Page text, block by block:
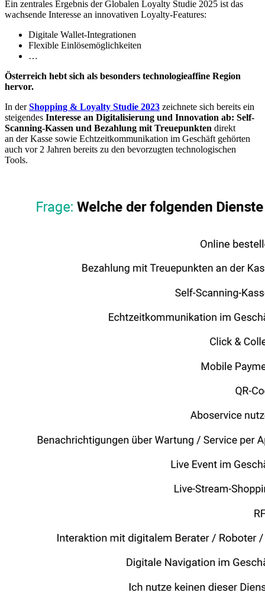
Ein zentrales Ergebnis der Globalen Loyalty Studie 2025 ist das
wachsende Interesse an innovativen Loyalty-Features:
Digitale Wallet-Integrationen
Flexible Einlösemöglichkeiten
…
Österreich hebt sich als besonders technologieaffine Region
hervor.
In derShopping & Loyalty Studie 2023 zeichnete sich bereits ein
steigendes Interesse an Digitalisierung und Innovation ab: Self-
Scanning-Kassen und Bezahlung mit Treuepunkten direkt
an der Kasse sowie Echtzeitkommunikation im Geschäft gehörten
auch vor 2 Jahren bereits zu den bevorzugten technologischen
Tools.